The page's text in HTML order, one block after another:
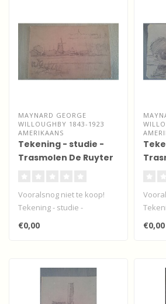
MAYNARD GEORGE
WILLOUGHBY 1843-1923
AMERIKAANS
Tekening - studie -
Trasmolen De Ruyter
Vooralsnog niet te koop!
Tekening - studie -
Trasmolen De Ruyter -
Papendrecht v..
€0,00 €0,00